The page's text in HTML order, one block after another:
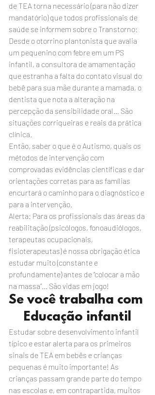
de TEA torna necessário (para não dizer
mandatório) que todos profissionais de
saúde se informem sobre o Transtorno:
Desde o otorrino plantonista que avalia
um pequenino com febre em um PS
infantil, a consultora de amamentação
que estranha a falta do contato visual do
bebê para sua mãe durante a mamada, o
dentista que nota a alteração na
percepção da sensibilidade oral… São
situações corriqueiras e reais da prática
clínica.
Então, saber o que é o Autismo, quais os
métodos de intervenção com
comprovadas evidências científicas e dar
orientações corretas para as famílias
encurtará o caminho para o diagnóstico e
para a intervenção.
Alerta: Para os profissionais das áreas da
reabilitação (psicólogos, fonoaudiólogos,
terapeutas ocupacionais,
fisioterapeutas) é nossa obrigação ética
estudar muito (constante e
profundamente) antes de “colocar a mão
na massa”… São vidas em jogo!
Se você trabalha com
Educação infantil
Estudar sobre desenvolvimento infantil
típico e estar alerta para os primeiros
sinais de TEA em bebês e crianças
pequenas é muito importante! As
crianças passam grande parte do tempo
nas escolas e, em contrapartida, muitos